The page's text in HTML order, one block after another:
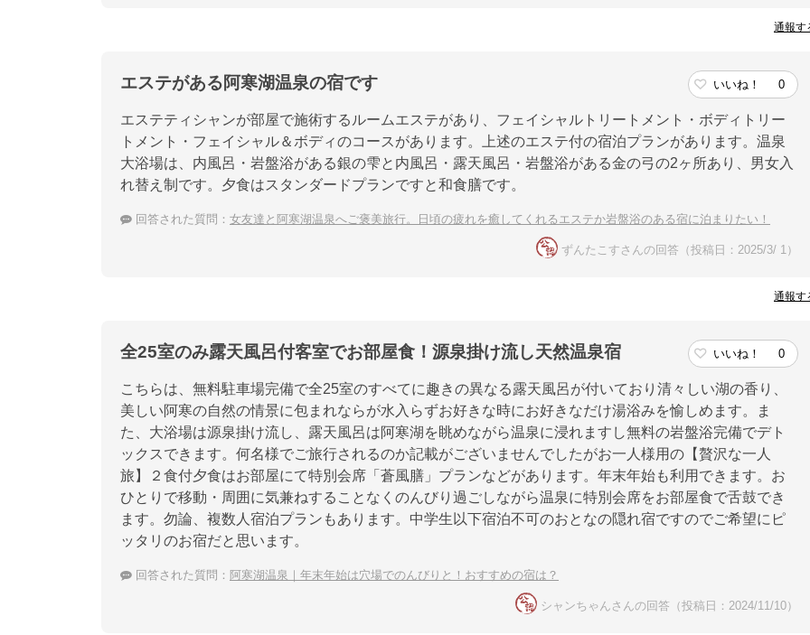
通報す
エステがある阿寒湖温泉の宿です いいね！ 0
エステティシャンが部屋で施術するルームエステがあり、フェイシャルトリートメント・ボディトリー
トメント・フェイシャル＆ボディのコースがあります。上述のエステ付の宿泊プランがあります。温泉
大浴場は、内風呂・岩盤浴がある銀の雫と内風呂・露天風呂・岩盤浴がある金の弓の2ヶ所あり、男女入
れ替え制です。夕食はスタンダードプランですと和食膳です。
回答された質問： 女友達と阿寒湖温泉へご褒美旅行。日頃の疲れを癒してくれるエステか岩盤浴のある宿に泊まりたい！
ずんたこすさんの回答（投稿日：2025/3/ 1）
通報す
全25室のみ露天風呂付客室でお部屋食！源泉掛け流し天然温泉宿 いいね！ 0
こちらは、無料駐車場完備で全25室のすべてに趣きの異なる露天風呂が付いており清々しい湖の香り、
美しい阿寒の自然の情景に包まれならが水入らずお好きな時にお好きなだけ湯浴みを愉しめます。ま
た、大浴場は源泉掛け流し、露天風呂は阿寒湖を眺めながら温泉に浸れますし無料の岩盤浴完備でデト
ックスできます。何名様でご旅行されるのか記載がございませんでしたがお一人様用の【贅沢な一人
旅】２食付夕食はお部屋にて特別会席「蒼風膳」プランなどがあります。年末年始も利用できます。お
ひとりで移動・周囲に気兼ねすることなくのんびり過ごしながら温泉に特別会席をお部屋食で舌鼓でき
ます。勿論、複数人宿泊プランもあります。中学生以下宿泊不可のおとなの隠れ宿ですのでご希望にピ
ッタリのお宿だと思います。
回答された質問： 阿寒湖温泉｜年末年始は穴場でのんびりと！おすすめの宿は？
シャンちゃんさんの回答（投稿日：2024/11/10）